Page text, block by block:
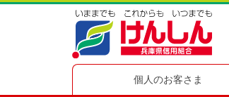
個人のお客さま